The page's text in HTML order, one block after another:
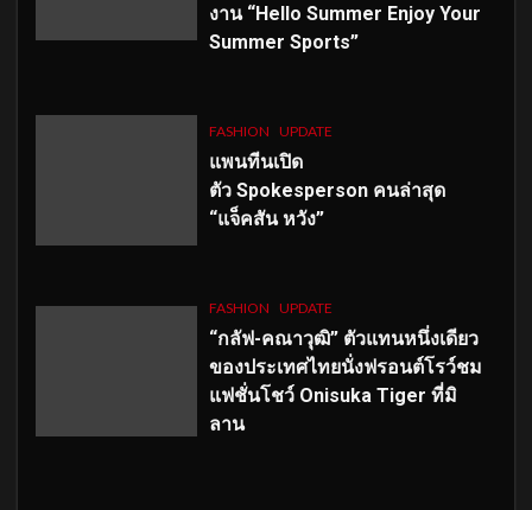
งาน “Hello Summer Enjoy Your
Summer Sports”
FASHION UPDATE
แพนทีนเปิด
ตัว Spokesperson คนล่าสุด
“แจ็คสัน หวัง”
FASHION UPDATE
“กลัฟ-คณาวุฒิ” ตัวแทนหนึ่งเดียว
ของประเทศไทยนั่งฟรอนต์โรว์ชม
แฟชั่นโชว์ Onisuka Tiger ที่มิ
ลาน